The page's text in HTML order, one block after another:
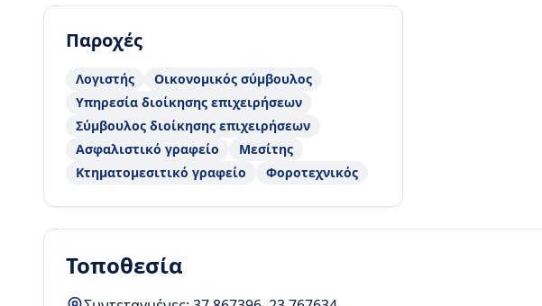
Παροχές
Λογιστής
Οικονομικός σύμβουλος
Υπηρεσία διοίκησης επιχειρήσεων
Σύμβουλος διοίκησης επιχειρήσεων
Ασφαλιστικό γραφείο
Μεσίτης
Κτηματομεσιτικό γραφείο
Φοροτεχνικός
Τοποθεσία